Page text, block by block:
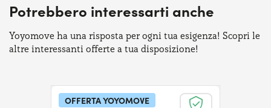
Potrebbero interessarti anche
Yoyomove ha una risposta per ogni tua esigenza! Scopri le
altre interessanti offerte a tua disposizione!
OFFERTA YOYOMOVE